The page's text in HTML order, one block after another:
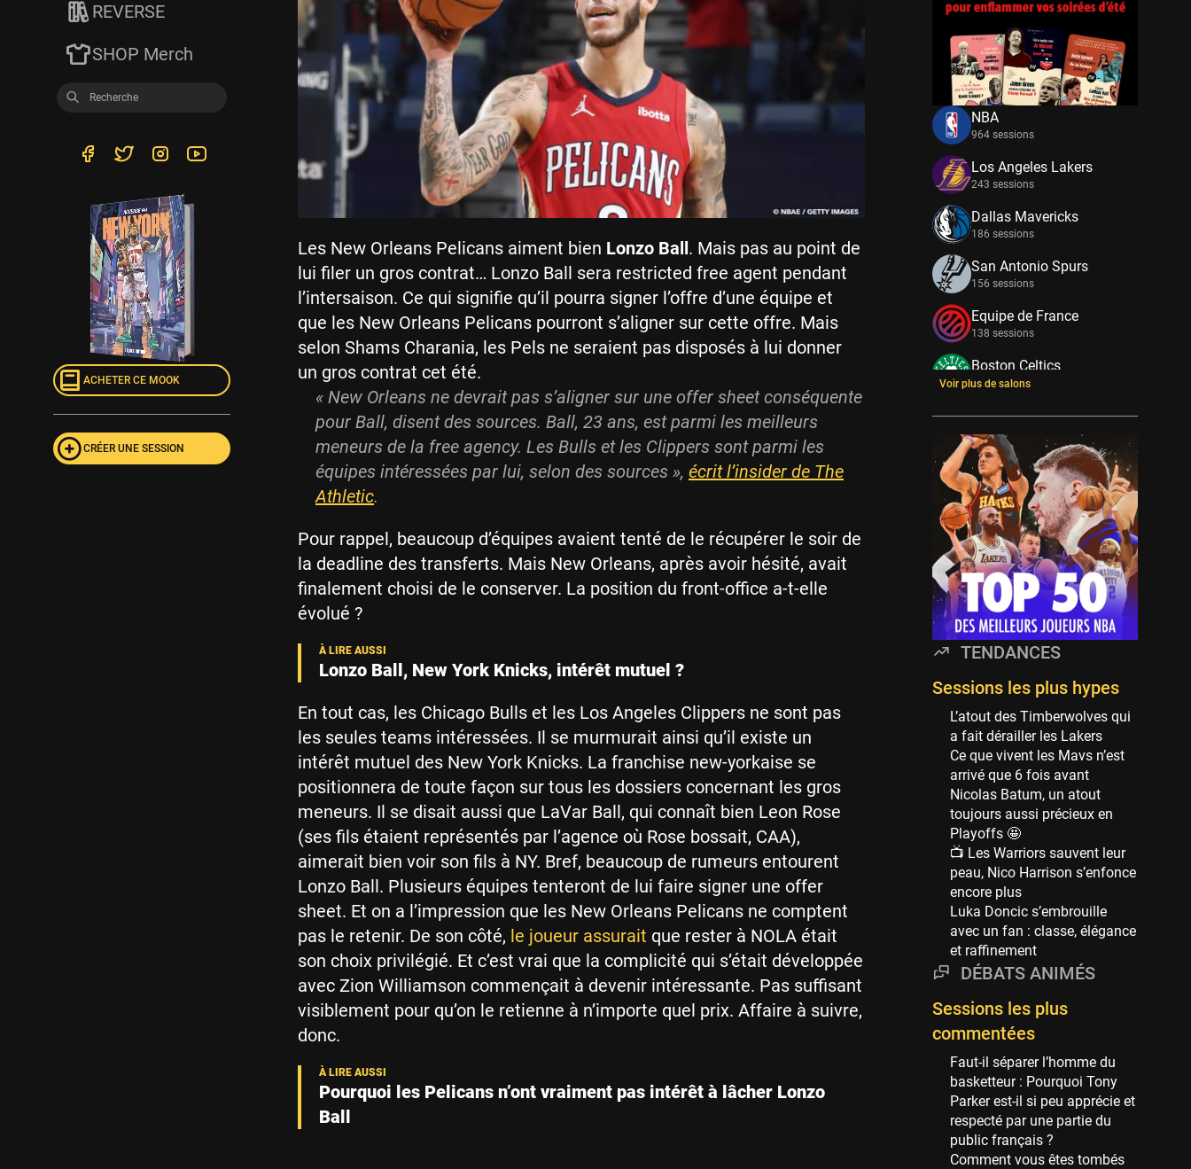
Les New Orleans Pelicans aiment bien Lonzo Ball. Mais pas au point de
lui filer un gros contrat… Lonzo Ball sera restricted free agent pendant
l’intersaison. Ce qui signifie qu’il pourra signer l’offre d’une équipe et
que les New Orleans Pelicans pourront s’aligner sur cette offre. Mais
selon Shams Charania, les Pels ne seraient pas disposés à lui donner
un gros contrat cet été.
« New Orleans ne devrait pas s’aligner sur une offer sheet conséquente
pour Ball, disent des sources. Ball, 23 ans, est parmi les meilleurs
meneurs de la free agency. Les Bulls et les Clippers sont parmi les
équipes intéressées par lui, selon des sources », écrit l’insider de The
Athletic.
Pour rappel, beaucoup d’équipes avaient tenté de le récupérer le soir de
la deadline des transferts. Mais New Orleans, après avoir hésité, avait
finalement choisi de le conserver. La position du front-office a-t-elle
évolué ?
Lonzo Ball, New York Knicks, intérêt mutuel ?
En tout cas, les Chicago Bulls et les Los Angeles Clippers ne sont pas
les seules teams intéressées. Il se murmurait ainsi qu’il existe un
intérêt mutuel des New York Knicks. La franchise new-yorkaise se
positionnera de toute façon sur tous les dossiers concernant les gros
meneurs. Il se disait aussi que LaVar Ball, qui connaît bien Leon Rose
(ses fils étaient représentés par l’agence où Rose bossait, CAA),
aimerait bien voir son fils à NY. Bref, beaucoup de rumeurs entourent
Lonzo Ball. Plusieurs équipes tenteront de lui faire signer une offer
sheet. Et on a l’impression que les New Orleans Pelicans ne comptent
pas le retenir. De son côté, le joueur assurait que rester à NOLA était
son choix privilégié. Et c’est vrai que la complicité qui s’était développée
avec Zion Williamson commençait à devenir intéressante. Pas suffisant
visiblement pour qu’on le retienne à n’importe quel prix. Affaire à suivre,
donc.
Pourquoi les Pelicans n’ont vraiment pas intérêt à lâcher Lonzo
Ball
REVERSE
SHOP Merch
ACHETER CE MOOK
CRÉER UNE SESSION
NBA
964 sessions
Los Angeles Lakers
243 sessions
Dallas Mavericks
186 sessions
San Antonio Spurs
156 sessions
Equipe de France
138 sessions
Boston Celtics
133 sessions
New York Knicks
114 sessions
Minnesota Timberwolves
114 sessions
Golden State Warriors
113 sessions
Denver Nuggets
106 sessions
WNBA
97 sessions
Philadelphia Sixers
89 sessions
Milwaukee Bucks
82 sessions
Hoop Culture
73 sessions
Oklahoma City Thunder
69 sessions
Phoenix Suns
69 sessions
Miami Heat
63 sessions
Los Angeles Clippers
61 sessions
Indiana Pacers
53 sessions
New Orleans Pelicans
53 sessions
Jeux Olympiques
52 sessions
Atlanta Hawks
Voir plus de salons
TENDANCES
Sessions les plus hypes
L’atout des Timberwolves qui
a fait dérailler les Lakers
Ce que vivent les Mavs n’est
arrivé que 6 fois avant
Nicolas Batum, un atout
toujours aussi précieux en
Playoffs 🤩
📺 Les Warriors sauvent leur
peau, Nico Harrison s’enfonce
encore plus
Luka Doncic s’embrouille
avec un fan : classe, élégance
et raffinement
DÉBATS ANIMÉS
Sessions les plus
commentées
Faut-il séparer l’homme du
basketteur : Pourquoi Tony
Parker est-il si peu apprécie et
respecté par une partie du
public français ?
Comment vous êtes tombés